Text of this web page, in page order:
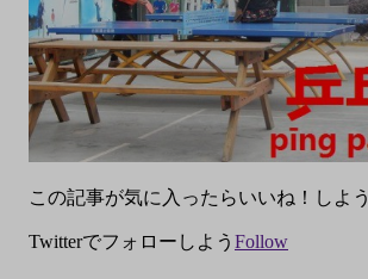
この記事が気に入ったらいいね！しよう
Twitterでフォローしよう Follow